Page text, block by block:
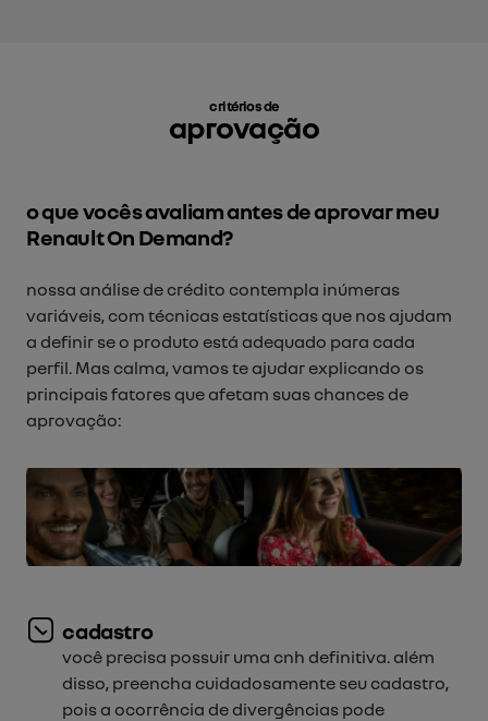
critérios de
aprovação
o que vocês avaliam antes de aprovar meu
Renault On Demand?
nossa análise de crédito contempla inúmeras
variáveis, com técnicas estatísticas que nos ajudam
a definir se o produto está adequado para cada
perfil. Mas calma, vamos te ajudar explicando os
principais fatores que afetam suas chances de
aprovação:
cadastro
você precisa possuir uma cnh definitiva. além
disso, preencha cuidadosamente seu cadastro,
pois a ocorrência de divergências pode